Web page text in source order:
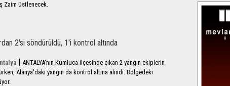
Zaim üstlenecek.
2'si söndürüldü, 1'i kontrol altında
| ANTALYA'nın Kumluca ilçesinde çıkan 2 yangın ekiplerin
Alanya'daki yangın da kontrol altına alındı. Bölgedeki